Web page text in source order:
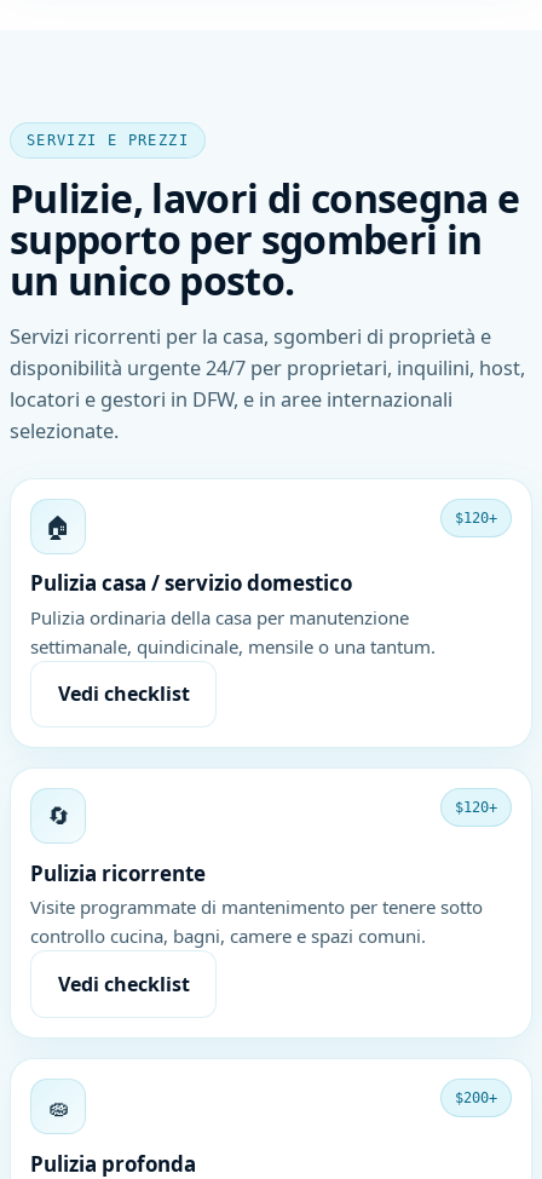
SERVIZI E PREZZI
Pulizie, lavori di consegna e
supporto per sgomberi in
un unico posto.
Servizi ricorrenti per la casa, sgomberi di proprietà e
disponibilità urgente 24/7 per proprietari, inquilini, host,
locatori e gestori in DFW, e in aree internazionali
selezionate.
🏠 $120+
Pulizia casa / servizio domestico
Pulizia ordinaria della casa per manutenzione
settimanale, quindicinale, mensile o una tantum.
Vedi checklist
🔄 $120+
Pulizia ricorrente
Visite programmate di mantenimento per tenere sotto
controllo cucina, bagni, camere e spazi comuni.
Vedi checklist
🧽 $200+
Pulizia profonda